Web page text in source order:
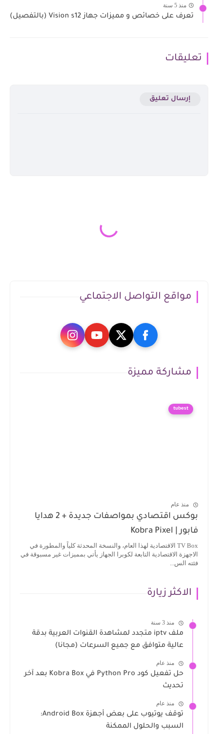
منذ 5 سنة
تعرف على خصائص و مميزات جهاز Vision s12 (بالتفصيل)
تعليقات
إرسال تعليق
مواقع التواصل الاجتماعي
مشاركة مميزة
tubest
منذ عام
بوكس اقتصادي بمواصفات جديدة + 2 هدايا
فابور | Kobra Pixel
TV Box الاقتصادية لهذا العام، والنسخة المحدثة كلياً والمطورة في
الاجهزة الاقتصادية التابعة لكوبرا الجهاز يأتي بمميزات غير مسبوقة في
فئته الس...
الاكثر زيارة
منذ 3 سنة
ملف iptv متجدد لمشاهدة القنوات العربية بدقة
عالية متوافق مع جميع السرعات (مجانا)
منذ عام
حل تفعيل كود Python Pro في Kobra Box بعد آخر
تحديث
منذ عام
توقف يوتيوب على بعض أجهزة Android Box:
السبب والحلول الممكنة